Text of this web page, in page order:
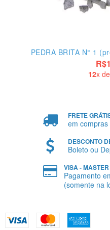
PEDRA BRITA N° 1
12x de
FRETE
em
DESCONTO
Boleto ou
VISA - MASTER
Pagamento
(somente na